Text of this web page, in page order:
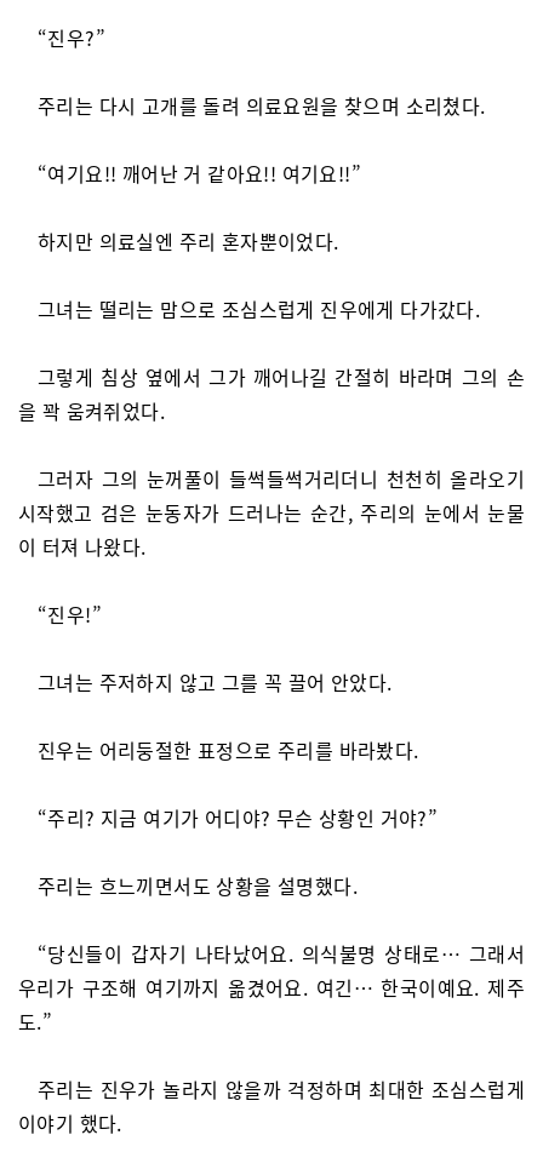
“진우?”
주리는 다시 고개를 돌려 의료요원을 찾으며 소리쳤다.
“여기요!! 깨어난 거 같아요!! 여기요!!”
하지만 의료실엔 주리 혼자뿐이었다.
그녀는 떨리는 맘으로 조심스럽게 진우에게 다가갔다.
그렇게 침상 옆에서 그가 깨어나길 간절히 바라며 그의 손
을 꽉 움켜쥐었다.
그러자 그의 눈꺼풀이 들썩들썩거리더니 천천히 올라오기
시작했고 검은 눈동자가 드러나는 순간, 주리의 눈에서 눈물
이 터져 나왔다.
“진우!”
그녀는 주저하지 않고 그를 꼭 끌어 안았다.
진우는 어리둥절한 표정으로 주리를 바라봤다.
“주리? 지금 여기가 어디야? 무슨 상황인 거야?”
주리는 흐느끼면서도 상황을 설명했다.
“당신들이 갑자기 나타났어요. 의식불명 상태로… 그래서
우리가 구조해 여기까지 옮겼어요. 여긴… 한국이예요. 제주
도.”
주리는 진우가 놀라지 않을까 걱정하며 최대한 조심스럽게
이야기 했다.